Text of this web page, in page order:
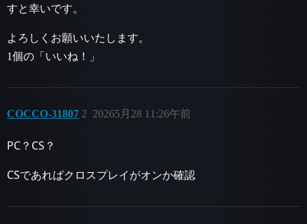
すと幸いです。
よろしくお願いいたします。
1個の「いいね！」
COCCO-31807 20265月28 11:26午前
2
PC？CS？
CSであればクロスプレイがオンか確認